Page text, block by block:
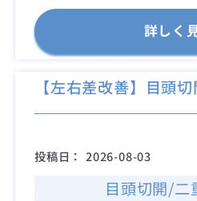
詳しく
【左右差改善】目頭
投稿日： 2026-08-03
目頭切開/二